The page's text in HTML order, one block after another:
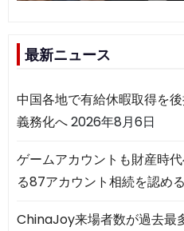
最新ニュース
中国各地で有給休暇取得を
義務化へ2026年8月6日
ゲームアカウントも財産時
る87アカウント相続を認める
ChinaJoy来場者数が過去